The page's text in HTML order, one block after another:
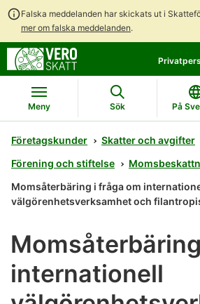
Falska meddelanden har skickats ut i
mer om falska meddelanden.
direkt
till
till
hela
sökning
Meny Sök På
Företagskunder
Skatter och avgifter
Förening och stiftelse
Momsåterbäring i fråga om
välgörenhetsverksamhet och
internationell